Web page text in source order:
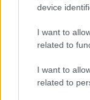
device
I want to
related to
I want to
related to